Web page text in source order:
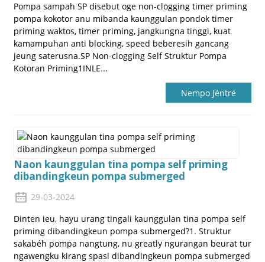
Pompa sampah SP disebut oge non-clogging timer priming
pompa kokotor anu mibanda kaunggulan pondok timer
priming waktos, timer priming, jangkungna tinggi, kuat
kamampuhan anti blocking, speed beberesih gancang
jeung saterusna.SP Non-clogging Self Struktur Pompa
Kotoran Priming1INLE...
Nempo Jéntré
Naon kaunggulan tina pompa self priming
dibandingkeun pompa submerged
29-03-2024
Dinten ieu, hayu urang tingali kaunggulan tina pompa self
priming dibandingkeun pompa submerged?1. Struktur
sakabéh pompa nangtung, nu greatly ngurangan beurat tur
ngawengku kirang spasi dibandingkeun pompa submerged